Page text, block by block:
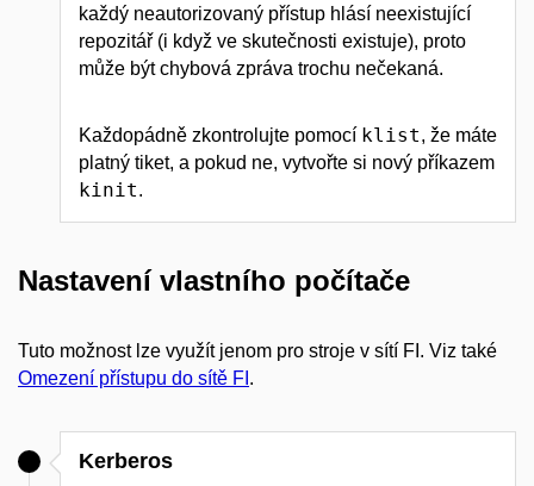
každý neautorizovaný přístup hlásí neexistující
repozitář (i když ve skutečnosti existuje), proto
může být chybová zpráva trochu nečekaná.
Každopádně zkontrolujte pomocí klist, že máte
platný tiket, a pokud ne, vytvořte si nový příkazem
kinit.
Nastavení vlastního počítače
Tuto možnost lze využít jenom pro stroje v sítí FI. Viz také
Omezení přístupu do sítě FI .
Kerberos